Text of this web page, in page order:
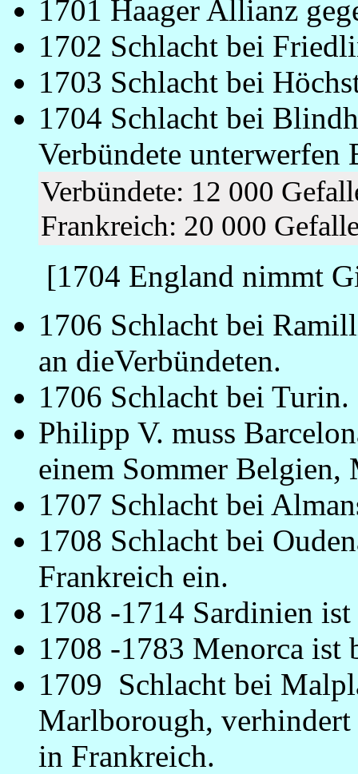
1701 Haager Allianz
1702 Schlacht bei
1703 Schlacht bei
1704 Schlacht bei
Verbündete unterwerfen
Verbündete: 12 000
Frankreich: 20 000
[1704 England nimmt
1706 Schlacht bei
an dieVerbündeten.
1706 Schlacht bei Turin.
Philipp V. muss
einem Sommer Belgien,
1707 Schlacht bei
1708 Schlacht bei
Frankreich ein.
1708 -1714 Sardinien
1708 -1783 Menorca ist
1709 Schlacht bei
Marlborough, verhindert
in Frankreich.